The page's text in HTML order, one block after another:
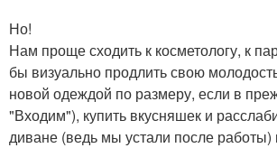
Но!
Нам проще сходить к косметологу, к
бы визуально продлить свою
новой одеждой по размеру, если в
"Входим"), купить вкусняшек и
диване (ведь мы устали после работы)